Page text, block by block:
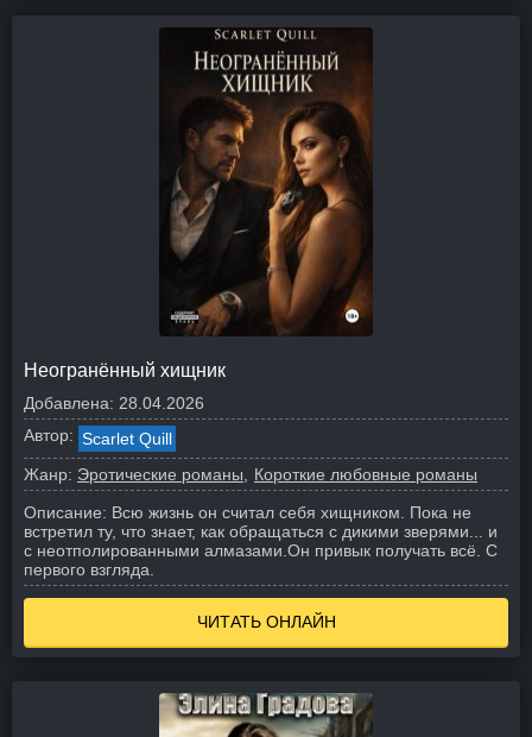
Неогранённый хищник
Добавлена: 28.04.2026
Автор: Scarlet Quill
Жанр: Эротические романы
Короткие любовные романы
Описание: Всю жизнь он считал себя хищником. Пока не
встретил ту, что знает, как обращаться с дикими зверями... и
с неотполированными алмазами. Он привык получать всё. С
первого взгляда.
ЧИТАТЬ ОНЛАЙН